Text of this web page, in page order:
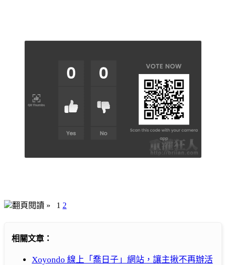
翻頁閱讀 » 1 2
相關文章：
Xoyondo 線上「喬日子」網站，讓主揪不再辦活